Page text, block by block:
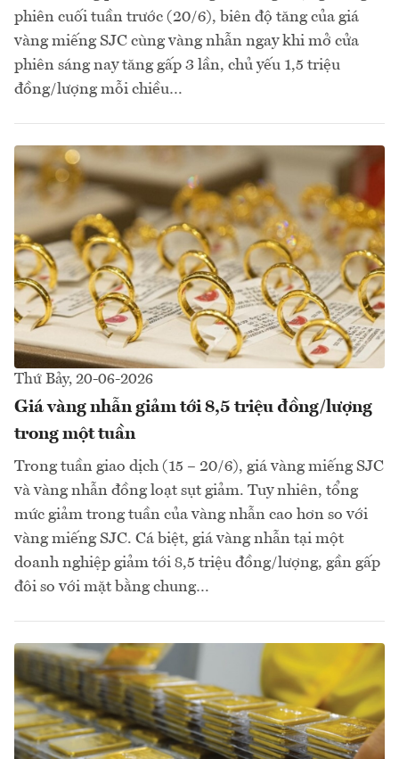
phiên cuối tuần trước (20/6), biên độ tăng của giá
vàng miếng SJC cùng vàng nhẫn ngay khi mở cửa
phiên sáng nay tăng gấp 3 lần, chủ yếu 1,5 triệu
đồng/lượng mỗi chiều…
Thứ Bảy, 20-06-2026
Giá vàng nhẫn giảm tới 8,5 triệu đồng/lượng
trong một tuần
Trong tuần giao dịch (15 – 20/6), giá vàng miếng SJC
và vàng nhẫn đồng loạt sụt giảm. Tuy nhiên, tổng
mức giảm trong tuần của vàng nhẫn cao hơn so với
vàng miếng SJC. Cá biệt, giá vàng nhẫn tại một
doanh nghiệp giảm tới 8,5 triệu đồng/lượng, gần gấp
đôi so với mặt bằng chung…